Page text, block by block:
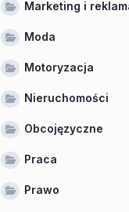
Marketing i
Moda
Motoryzacja
Nieruchomości
Obcojęzyczne
Praca
Prawo